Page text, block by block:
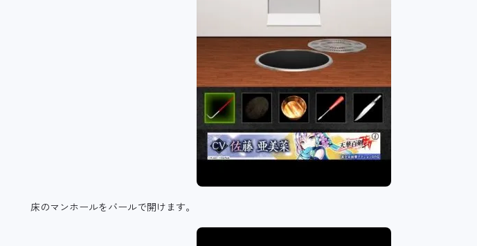
床のマンホールをバールで開けます。